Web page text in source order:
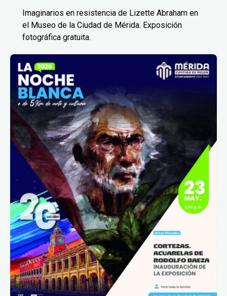
Imaginarios en resistencia de Lizette Abraham en
el Museo de la Ciudad de Mérida. Exposición
fotográfica gratuita.